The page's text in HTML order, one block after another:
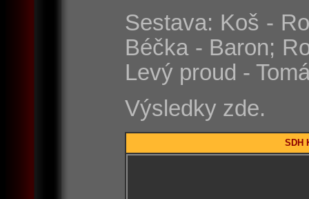
Sestava: Koš -
Béčka - Baron;
Levý proud -
Výsledky zde.
SDH